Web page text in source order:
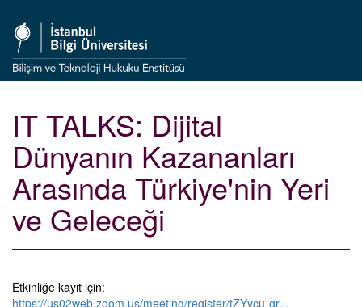
IT TALKS: Dijital
Dünyanın Kazananları
Arasında Türkiye'nin Yeri
ve Geleceği
Etkinliğe kayıt için:
https://us02web.zoom.us/meeting/register/tZYvcu-gr...